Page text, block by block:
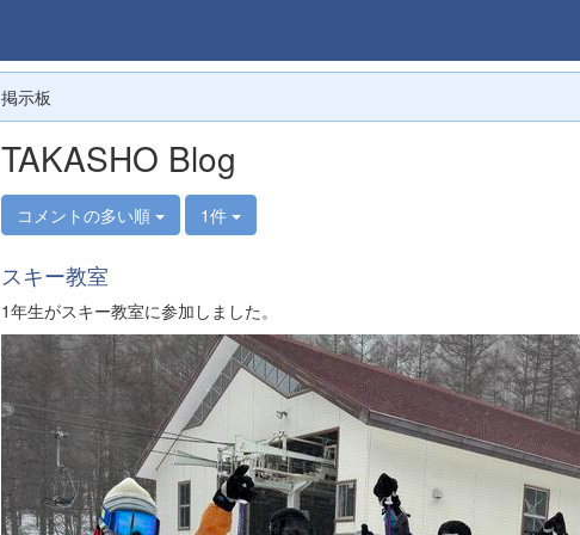
掲示板
TAKASHO Blog
コメントの多い順 1件
スキー教室
1年生がスキー教室に参加しました。